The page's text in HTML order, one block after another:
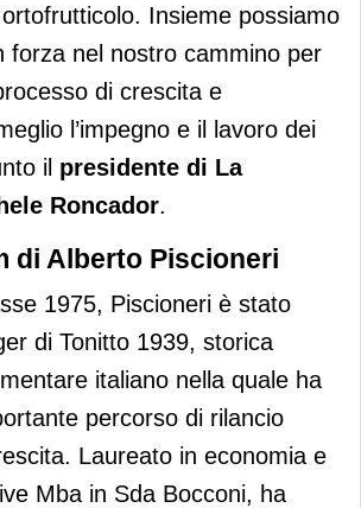
Insieme possiamo
forza nel nostro cammino per
di crescita e
l’impegno e il lavoro dei
il presidente di La
Roncador.
di Alberto Piscioneri
1975, Piscioneri è stato
di Tonitto 1939, storica
italiano nella quale ha
percorso di rilancio
Laureato in economia e
Mba in Sda Bocconi, ha